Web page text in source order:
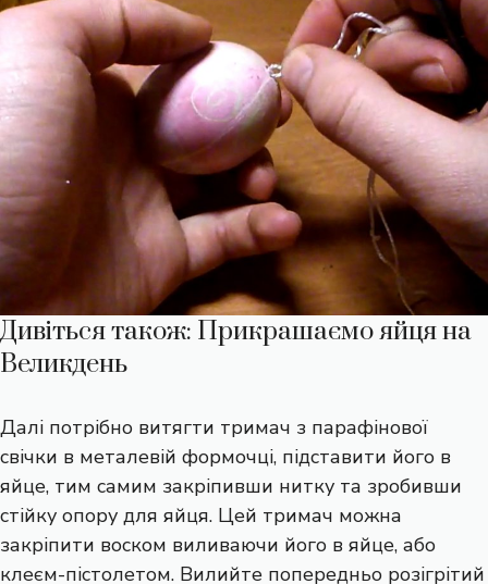
Дивіться також: Прикрашаємо яйця на
Великдень
Далі потрібно витягти тримач з парафінової
свічки в металевій формочці, підставити його в
яйце, тим самим закріпивши нитку та зробивши
стійку опору для яйця. Цей тримач можна
закріпити воском виливаючи його в яйце, або
клеєм-пістолетом. Вилийте попередньо розігрітий